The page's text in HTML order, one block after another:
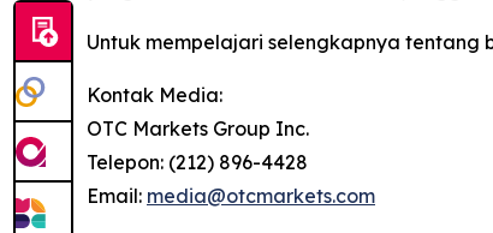
Untuk mempelajari selengkapnya tentang
Kontak Media:
OTC Markets Group Inc.
Telepon: (212) 896-4428
Email: media@otcmarkets.com